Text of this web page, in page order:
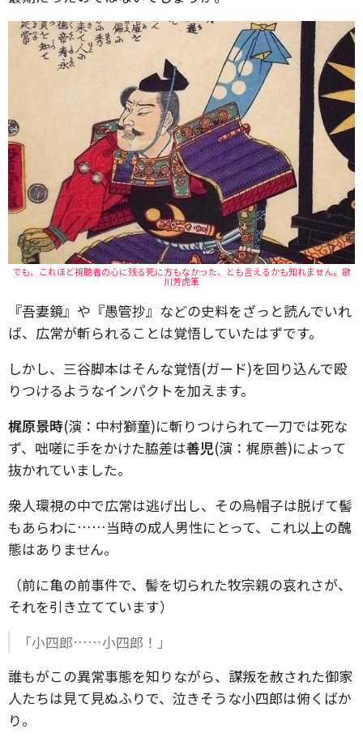
でも、これほど視聴者の心に残る死に方もなかった、とも言えるかも知れません。歌
川芳虎筆
『吾妻鏡』や『愚管抄』などの史料をざっと読んでいれ
ば、広常が斬られることは覚悟していたはずです。
しかし、三谷脚本はそんな覚悟(ガード)を回り込んで殴
りつけるようなインパクトを加えます。
梶原景時(演：中村獅童)に斬りつけられて一刀では死な
ず、咄嗟に手をかけた脇差は善児(演：梶原善)によって
抜かれていました。
衆人環視の中で広常は逃げ出し、その烏帽子は脱げて髻
もあらわに……当時の成人男性にとって、これ以上の醜
態はありません。
（前に亀の前事件で、髻を切られた牧宗親の哀れさが、
それを引き立てています）
「小四郎……小四郎！」
誰もがこの異常事態を知りながら、謀叛を赦された御家
人たちは見て見ぬふりで、泣きそうな小四郎は俯くばか
り。